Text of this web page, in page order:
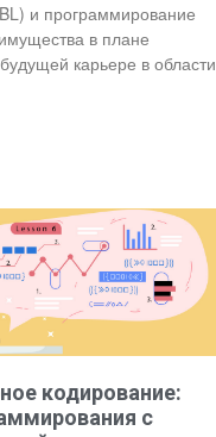
и программирование
в плане
карьере в области
кодирование:
с